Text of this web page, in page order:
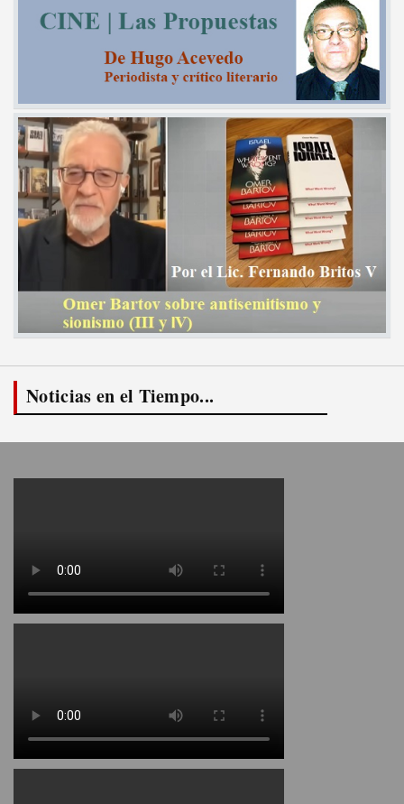
Noticias en el Tiempo...